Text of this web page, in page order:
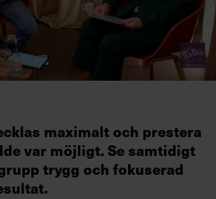
maximalt och prestera
var möjligt. Se samtidigt
trygg och fokuserad